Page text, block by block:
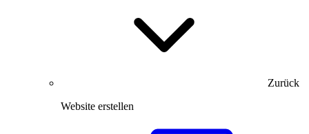
Zurück
Website erstellen